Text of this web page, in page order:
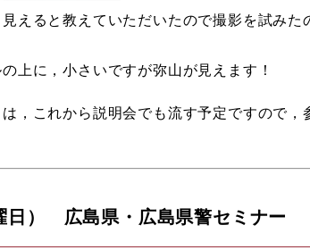
えると教えていただいたので撮影を試み
上に，小さいですが弥山が見えます！
，これから説明会でも流す予定ですので
日） 広島県・広島県警セミナー